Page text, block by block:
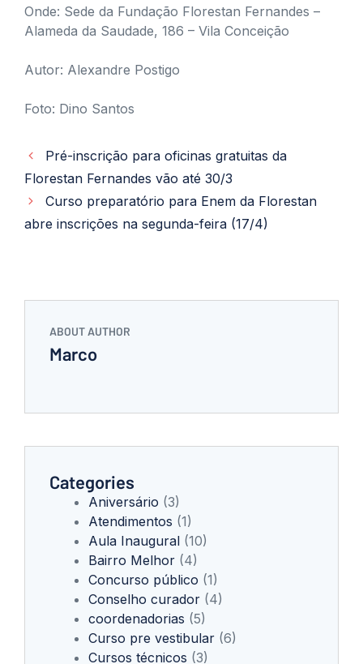
Onde: Sede da Fundação Florestan Fernandes –
Alameda da Saudade, 186 – Vila Conceição
Autor: Alexandre Postigo
Foto: Dino Santos
Pré-inscrição para oficinas gratuitas da
Florestan Fernandes vão até 30/3
Curso preparatório para Enem da Florestan
abre inscrições na segunda-feira (17/4)
ABOUT AUTHOR
Marco
Categories
Aniversário (3)
Atendimentos (1)
Aula Inaugural (10)
Bairro Melhor (4)
Concurso público (1)
Conselho curador (4)
coordenadorias (5)
Curso pre vestibular (6)
Cursos técnicos (3)